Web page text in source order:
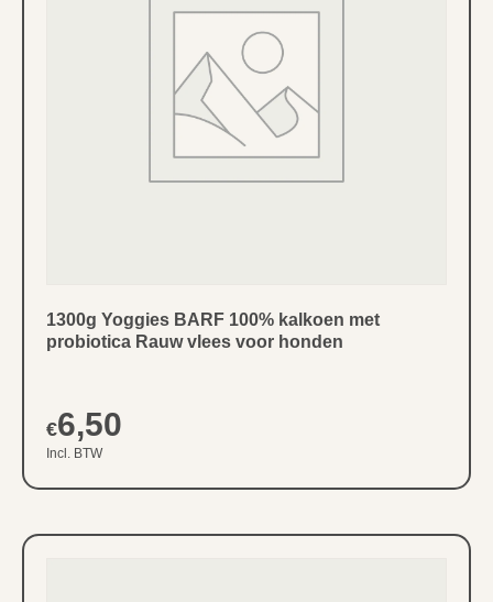
1300g Yoggies BARF 100% kalkoen met
probiotica Rauw vlees voor honden
€6,50
Incl. BTW